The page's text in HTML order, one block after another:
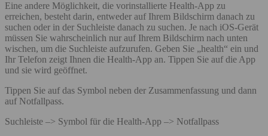
Eine andere Möglichkeit, die vorinstallierte Health-App zu
erreichen, besteht darin, entweder auf Ihrem Bildschirm danach zu
suchen oder in der Suchleiste danach zu suchen. Je nach iOS-Gerät
müssen Sie wahrscheinlich nur auf Ihrem Bildschirm nach unten
wischen, um die Suchleiste aufzurufen. Geben Sie „health“ ein und
Ihr Telefon zeigt Ihnen die Health-App an. Tippen Sie auf die App
und sie wird geöffnet.
Tippen Sie auf das Symbol neben der Zusammenfassung und dann
auf Notfallpass.
Suchleiste –> Symbol für die Health-App –> Notfallpass